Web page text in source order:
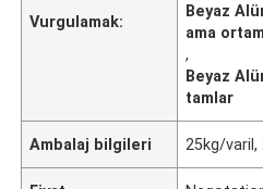
Vurgulamak:
Beyaz
ama
,
Beyaz
tamlar
Ambalaj bilgileri 25kg/